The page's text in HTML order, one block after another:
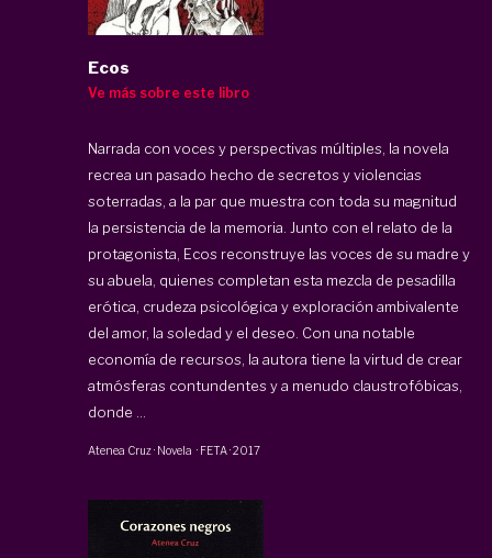
Ecos
Ve más sobre este libro
Narrada con voces y perspectivas múltiples, la novela
recrea un pasado hecho de secretos y violencias
soterradas, a la par que muestra con toda su magnitud
la persistencia de la memoria. Junto con el relato de la
protagonista, Ecos reconstruye las voces de su madre y
su abuela, quienes completan esta mezcla de pesadilla
erótica, crudeza psicológica y exploración ambivalente
del amor, la soledad y el deseo. Con una notable
economía de recursos, la autora tiene la virtud de crear
atmósferas contundentes y a menudo claustrofóbicas,
donde ...
Atenea Cruz· Novela · FETA·2017